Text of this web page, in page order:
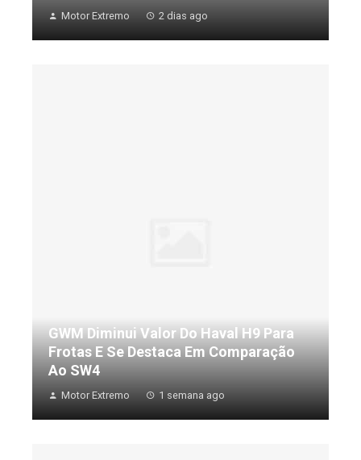
Motor Extremo 2 dias ago
GWM Diminui Valor Do Haval H9 Para
Frotas E Se Destaca Em Comparação
Ao SW4
Motor Extremo 1 semana ago